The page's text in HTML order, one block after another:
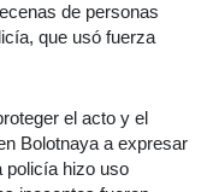
de personas
que usó fuerza
el acto y el
Bolotnaya a expresar
policía hizo uso